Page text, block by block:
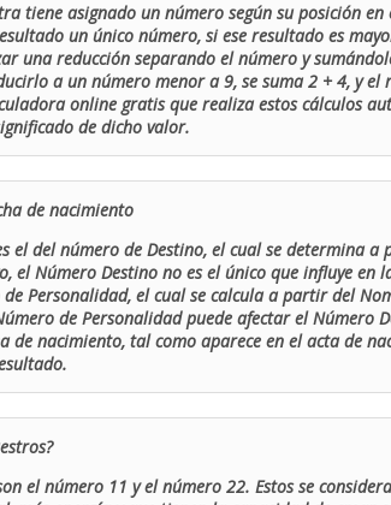
tiene asignado un número según su posición
un único número, si ese resultado es
una reducción separando el número y
a un número menor a 9, se suma 2 + 4, y
online gratis que realiza estos cálculos
de dicho valor.
de nacimiento
el del número de Destino, el cual se determina a
el Número Destino no es el único que influye en
Personalidad, el cual se calcula a partir del
de Personalidad puede afectar el Número
de nacimiento, tal como aparece en el acta de
el número 11 y el número 22. Estos se